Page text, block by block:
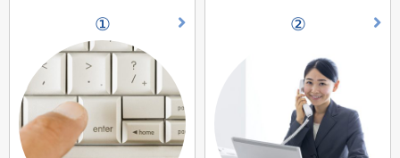
① ②